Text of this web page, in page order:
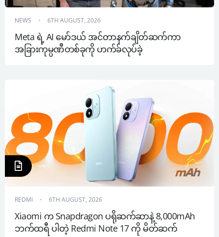
NEWS 6TH AUGUST, 2026
Meta ရဲ့ AI မော်ဒယ် အင်တာနက်ချိတ်ဆက်ကာ
အခြားကုမ္ပဏီတစ်ခုကို ဟက်ခ်လုပ်ခဲ့
REDMI 6TH AUGUST, 2026
Xiaomi က Snapdragon ပရိုဆက်ဆာနဲ့ 8,000mAh
ဘက်ထရီ ပါတဲ့ Redmi Note 17 ကို မိတ်ဆက်